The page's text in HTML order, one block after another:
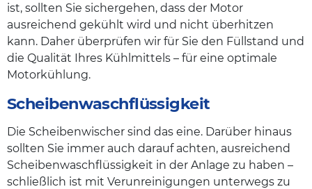
ist, sollten Sie sichergehen, dass der Motor
ausreichend gekühlt wird und nicht überhitzen
kann. Daher überprüfen wir für Sie den Füllstand und
die Qualität Ihres Kühlmittels – für eine optimale
Motorkühlung.
Scheibenwaschflüssigkeit
Die Scheibenwischer sind das eine. Darüber hinaus
sollten Sie immer auch darauf achten, ausreichend
Scheibenwaschflüssigkeit in der Anlage zu haben –
schließlich ist mit Verunreinigungen unterwegs zu